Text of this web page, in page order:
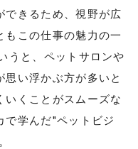
できるため、視野が広
もこの仕事の魅力の一
うと、ペットサロンや
い浮かぶ方が多いと
いくことがスムーズな
で学んだ"ペットビジ